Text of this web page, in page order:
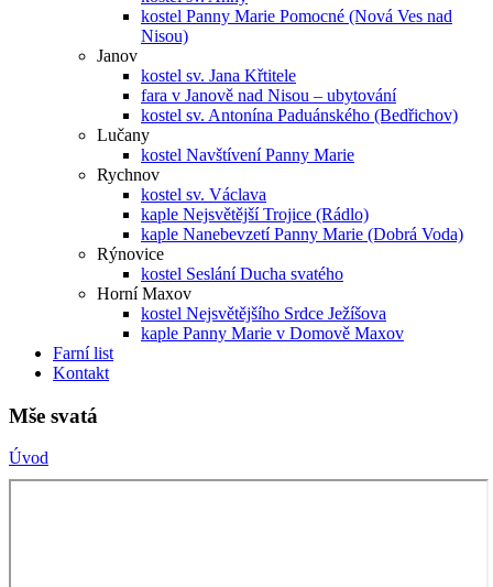
kostel Panny Marie Pomocné (Nová Ves nad
Nisou)
Janov
kostel sv. Jana Křtitele
fara v Janově nad Nisou – ubytování
kostel sv. Antonína Paduánského (Bedřichov)
Lučany
kostel Navštívení Panny Marie
Rychnov
kostel sv. Václava
kaple Nejsvětější Trojice (Rádlo)
kaple Nanebevzetí Panny Marie (Dobrá Voda)
Rýnovice
kostel Seslání Ducha svatého
Horní Maxov
kostel Nejsvětějšího Srdce Ježíšova
kaple Panny Marie v Domově Maxov
Farní list
Kontakt
Mše svatá
Úvod